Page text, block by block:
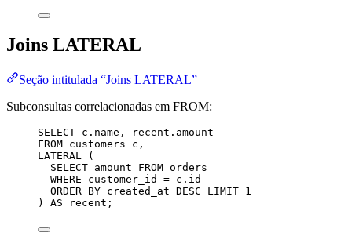
Joins LATERAL
Seção intitulada “Joins LATERAL”
Subconsultas correlacionadas em FROM:
SELECT c . name , recent . amount
FROM customers c,
LATERAL (
SELECT amount FROM orders
WHERE customer_id = c . id
ORDER BY created_at DESC LIMIT 1
) AS recent;